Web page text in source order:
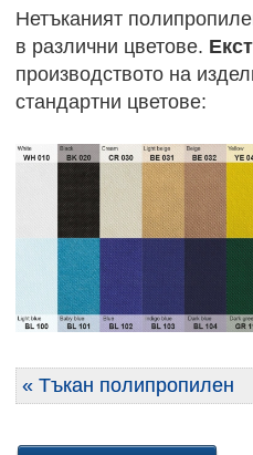
Нетъканият
в различни цветове.
производството на
стандартни цветове:
« Тъкан полипропилен